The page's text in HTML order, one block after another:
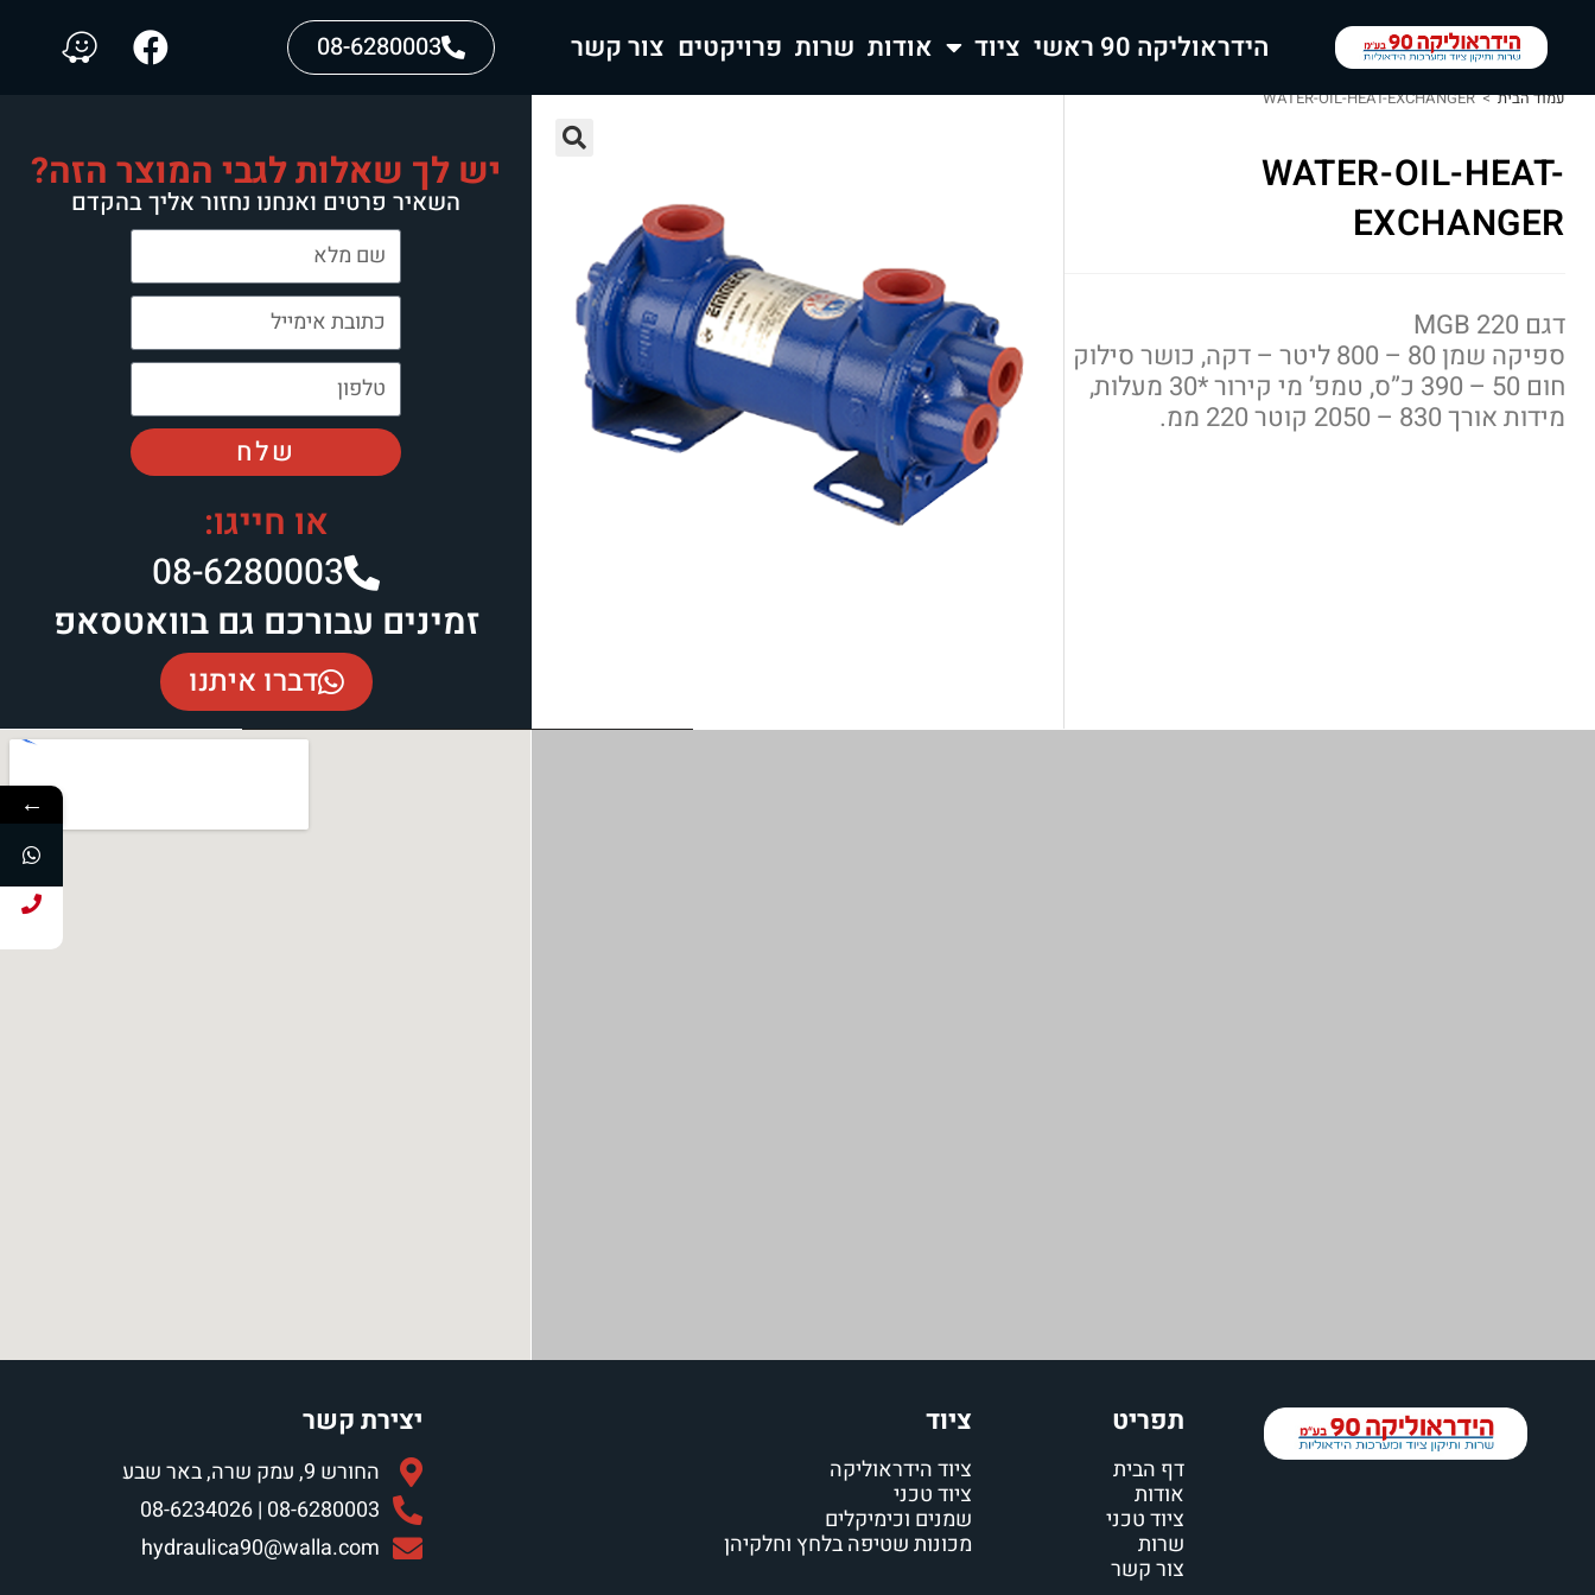
הידראוליקה 90 ראשי ציוד אודות שרות פרויקטים צור קשר 08-6280003
עמוד הבית >
WATER-OIL-HEAT-EXCHANGER
WATER-OIL-HEAT-
EXCHANGER
דגם MGB 220
ספיקה שמן 80 – 800 ליטר – דקה, כושר סילוק
חום 50 – 390 כ”ס, טמפ’ מי קירור *30 מעלות,
מידות אורך 830 – 2050 קוטר 220 ממ.
יש לך שאלות לגבי המוצר הזה?
השאיר פרטים ואנחנו נחזור אליך בהקדם
שלח
או חייגו:
08-6280003​
זמינים עבורכם גם בוואטסאפ
דברו איתנו
תפריט
דף הבית
אודות
ציוד טכני
שרות
צור קשר
ציוד
ציוד הידראוליקה
ציוד טכני
שמנים וכימיקלים
מכונות שטיפה בלחץ וחלקיהן
יצירת קשר
החורש 9, עמק שרה, באר שבע
08-6280003 | 08-6234026
hydraulica90@walla.com
←